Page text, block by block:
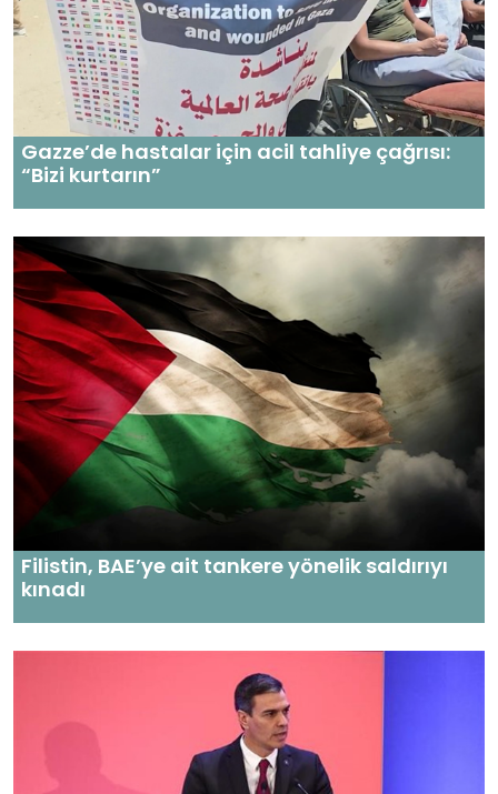
Gazze’de hastalar için acil tahliye çağrısı:
“Bizi kurtarın”
Filistin, BAE’ye ait tankere yönelik saldırıyı
kınadı